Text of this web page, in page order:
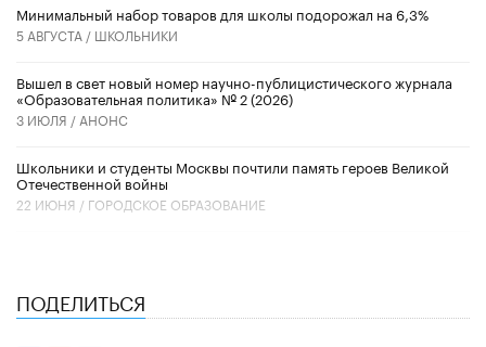
Минимальный набор товаров для школы подорожал на 6,3%
5 АВГУСТА / ШКОЛЬНИКИ
Вышел в свет новый номер научно-публицистического журнала
«Образовательная политика» № 2 (2026)
3 ИЮЛЯ / АНОНС
Школьники и студенты Москвы почтили память героев Великой
Отечественной войны
22 ИЮНЯ / ГОРОДСКОЕ ОБРАЗОВАНИЕ
ПОДЕЛИТЬСЯ